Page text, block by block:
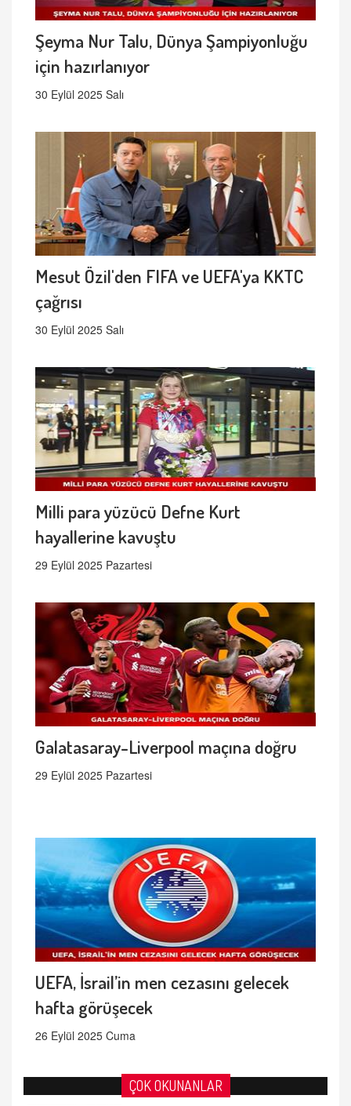
Şeyma Nur Talu, Dünya Şampiyonluğu
için hazırlanıyor
30 Eylül 2025 Salı
Mesut Özil'den FIFA ve UEFA'ya KKTC
çağrısı
30 Eylül 2025 Salı
Milli para yüzücü Defne Kurt
hayallerine kavuştu
29 Eylül 2025 Pazartesi
Galatasaray-Liverpool maçına doğru
29 Eylül 2025 Pazartesi
UEFA, İsrail’in men cezasını gelecek
hafta görüşecek
26 Eylül 2025 Cuma
ÇOK OKUNANLAR